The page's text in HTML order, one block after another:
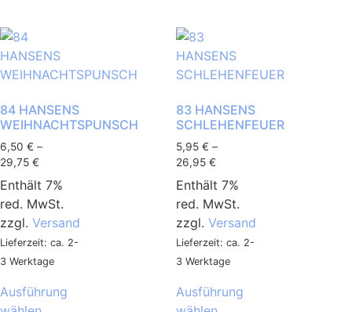
84 HANSENS
WEIHNACHTSPUNSCH
6,50 € –
29,75 €
Enthält 7%
red. MwSt.
zzgl. Versand
Lieferzeit: ca. 2-
3 Werktage
Ausführung
83 HANSENS
SCHLEHENFEUER
5,95 € –
26,95 €
Enthält 7%
red. MwSt.
zzgl. Versand
Lieferzeit: ca. 2-
3 Werktage
Ausführung